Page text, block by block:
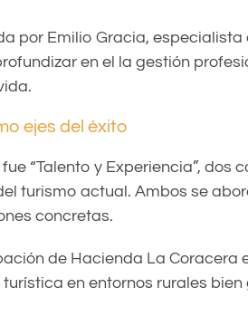
por Emilio Gracia, especialista
en el la gestión
ejes del éxito
“Talento y Experiencia”, dos
turismo actual. Ambos se
concretas.
de Hacienda La Coracera
en entornos rurales bien